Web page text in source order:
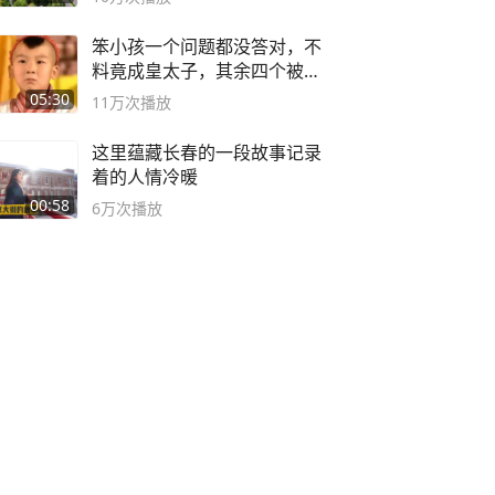
05:30
笨小孩一个问题都没答对，不
料竟成皇太子，其余四个被处
死
11万次播放
00:58
这里蕴藏长春的一段故事记录
着的人情冷暖
6万次播放